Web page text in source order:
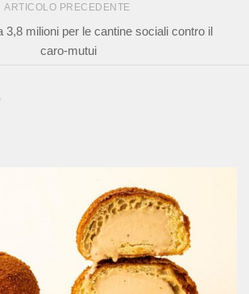
ARTICOLO PRECEDENTE
3,8 milioni per le cantine sociali contro il
caro-mutui